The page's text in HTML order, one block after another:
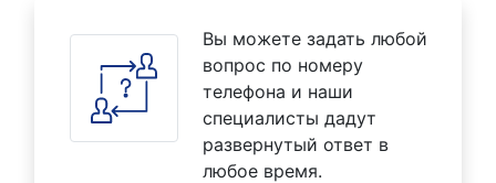
Вы можете задать любой
вопрос по номеру
телефона и наши
специалисты дадут
развернутый ответ в
любое время.